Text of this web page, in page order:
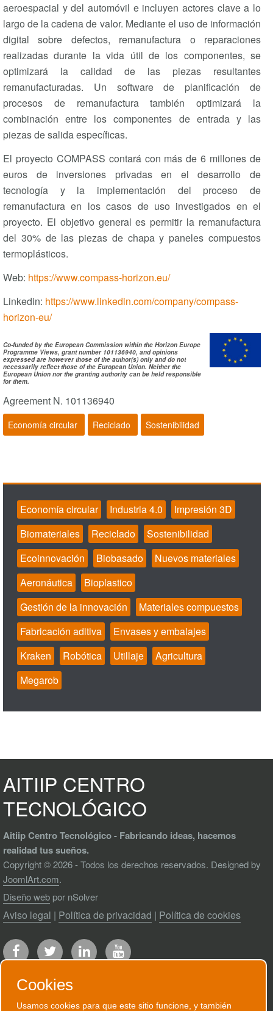
aeroespacial y del automóvil e incluyen actores clave a lo
largo de la cadena de valor. Mediante el uso de información
digital sobre defectos, remanufactura o reparaciones
realizadas durante la vida útil de los componentes, se
optimizará la calidad de las piezas resultantes
remanufacturadas. Un software de planificación de
procesos de remanufactura también optimizará la
combinación entre los componentes de entrada y las
piezas de salida específicas.
El proyecto COMPASS contará con más de 6 millones de
euros de inversiones privadas en el desarrollo de
tecnología y la implementación del proceso de
remanufactura en los casos de uso investigados en el
proyecto. El objetivo general es permitir la remanufactura
del 30% de las piezas de chapa y paneles compuestos
termoplásticos.
Web: https://www.compass-horizon.eu/
Linkedin: https://www.linkedin.com/company/compass-
horizon-eu/
Co-funded by the European Commission within the Horizon Europe
Programme Views, grant number 101136940, and opinions
expressed are however those of the author(s) only and do not
necessarily reflect those of the European Union. Neither the
European Union nor the granting authority can be held responsible
for them.
Agreement N. 101136940
Economía circular Reciclado Sostenibilidad
Economía circular Industria 4.0
Impresión 3D
Biomateriales
Reciclado
Sostenibilidad
Ecoinnovación
Biobasado
Nuevos materiales
Aeronáutica
Bioplastico
Gestión de la innovación
Materiales compuestos
Fabricación aditiva
Envases y embalajes
Kraken
Robótica Utillaje
Agricultura
Megarob
AITIIP CENTRO
TECNOLÓGICO
Aitiip Centro Tecnológico - Fabricando ideas, hacemos
realidad tus sueños.
Copyright © 2026 - Todos los derechos reservados. Designed by
JoomlArt.com.
Diseño web por nSolver
Aviso legal | Política de privacidad | Política de cookies
Cookies
Usamos cookies para que este sitio funcione, y también